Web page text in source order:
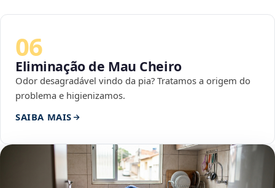
06
Eliminação de Mau Cheiro
Odor desagradável vindo da pia? Tratamos a origem do
problema e higienizamos.
SAIBA MAIS